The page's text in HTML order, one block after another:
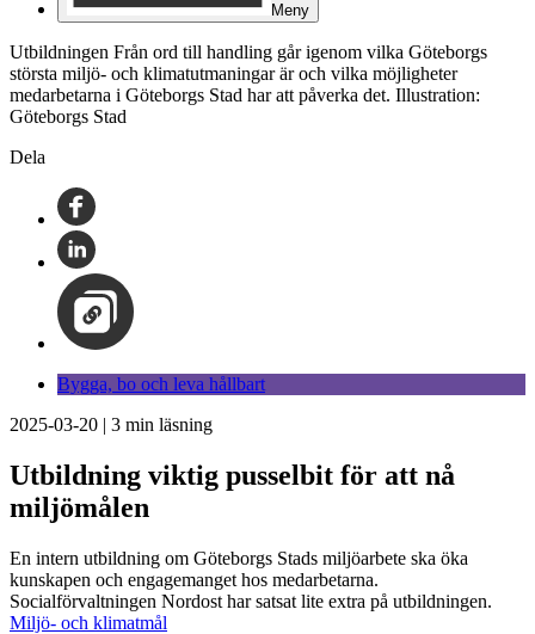
Meny
Utbildningen Från ord till handling går igenom vilka Göteborgs
största miljö- och klimatutmaningar är och vilka möjligheter
medarbetarna i Göteborgs Stad har att påverka det. Illustration:
Göteborgs Stad
Dela
Bygga, bo och leva hållbart
2025-03-20 | 3 min läsning
Utbildning viktig pusselbit för att nå
miljömålen
En intern utbildning om Göteborgs Stads miljöarbete ska öka
kunskapen och engagemanget hos medarbetarna.
Socialförvaltningen Nordost har satsat lite extra på utbildningen.
Miljö- och klimatmål